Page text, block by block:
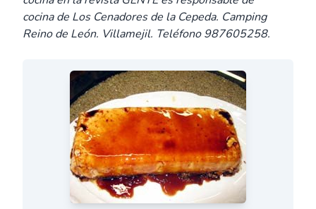
cocina de Los Cenadores de la Cepeda. Camping
Reino de León. Villamejil. Teléfono 987605258.